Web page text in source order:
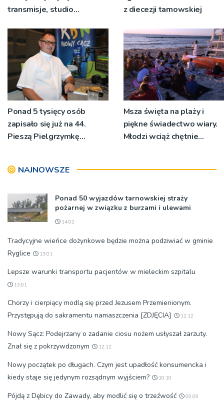
transmisje, studio
pozdrowienia
z diecezji tarnowskiej
Ponad 5 tysięcy osób
zapisało się już na 44.
Pieszą Pielgrzymkę
Msza święta na plaży i
piękne świadectwo wiary.
Młodzi wciąż chętnie
NAJNOWSZE
Ponad 50 wyjazdów tarnowskiej straży
pożarnej w związku z burzami i ulewami
14:02
Tradycyjne wieńce dożynkowe będzie można podziwiać w gminie
Ryglice
13:01
Lepsze warunki transportu pacjentów w mieleckim szpitalu
13:01
Chorzy i cierpiący modlą się przed Jezusem Przemienionym.
Przystępują do sakramentu namaszczenia [ZDJĘCIA]
12:12
Nowy Sącz: Podejrzany o zadanie ciosu nożem usłyszał zarzuty.
Znał się z pokrzywdzonym
12:12
Nowy początek po długach. Czym jest upadłość konsumencka i
kiedy staje się jedynym rozsądnym wyjściem?
10:10
Pójdą z Dębicy do Zawady, aby modlić się o trzeźwość 09:09